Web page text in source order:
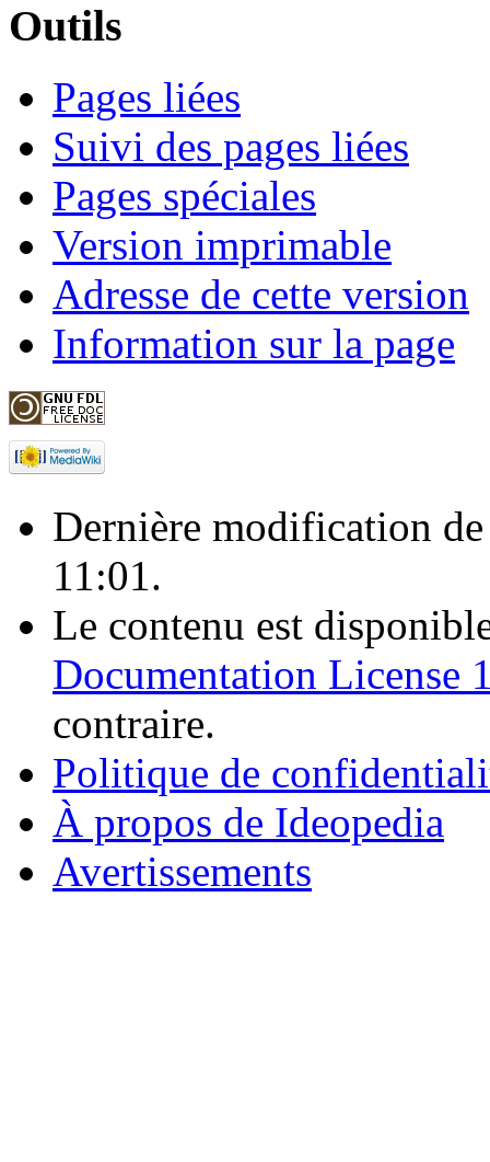
Outils
Pages liées
Suivi des pages liées
Pages spéciales
Version imprimable
Adresse de cette version
Information sur la page
Dernière modification
11:01.
Le contenu est
Documentation License
contraire.
Politique de
À propos de Ideopedia
Avertissements